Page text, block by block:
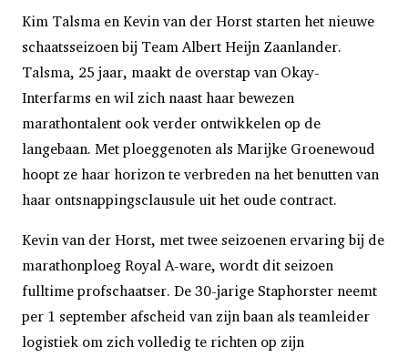
Kim Talsma en Kevin van der Horst starten het nieuwe
schaatsseizoen bij Team Albert Heijn Zaanlander.
Talsma, 25 jaar, maakt de overstap van Okay-
Interfarms en wil zich naast haar bewezen
marathontalent ook verder ontwikkelen op de
langebaan. Met ploeggenoten als Marijke Groenewoud
hoopt ze haar horizon te verbreden na het benutten van
haar ontsnappingsclausule uit het oude contract.
Kevin van der Horst, met twee seizoenen ervaring bij de
marathonploeg Royal A-ware, wordt dit seizoen
fulltime profschaatser. De 30-jarige Staphorster neemt
per 1 september afscheid van zijn baan als teamleider
logistiek om zich volledig te richten op zijn